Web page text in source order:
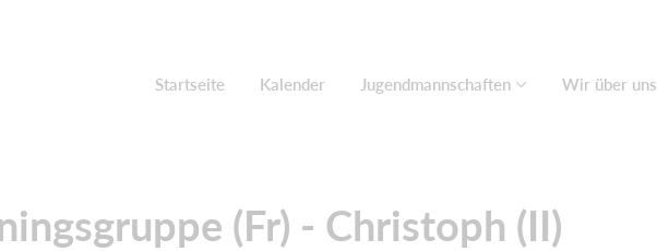
Startseite Kalender Jugendmannschaften Wir über uns
(Fr) - Christoph (II)